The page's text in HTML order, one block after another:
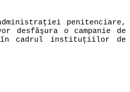
penitenciare,
desfăşura o campanie de
în cadrul instituţiilor de